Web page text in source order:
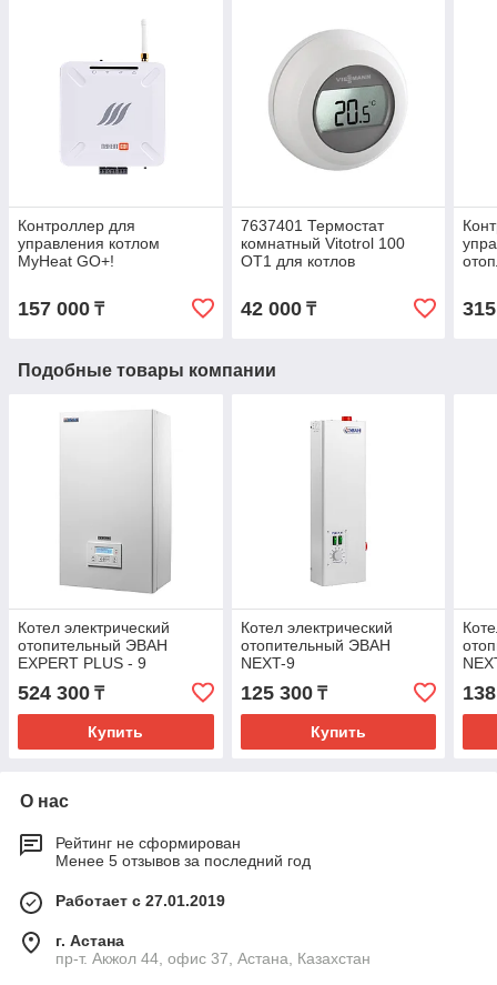
Контроллер для
управления котлом
MyHeat GO+!
157 000 ₸
7637401 Термостат
комнатный Vitotrol 100
OT1 для котлов
42 000₸
Подобные товары компании
Котел электрический
отопительный ЭВАН
EXPERT PLUS - 9
524 300 ₸
Купить
Котел электрический
отопительный ЭВАН
NEXT-9
125 300₸
Купить
О нас
Рейтинг не сформирован
Менее 5 отзывов за последний год
Работает с 27.01.2019
г. Астана
пр-т. Акжол 44, офис 37, Астана, Казахстан